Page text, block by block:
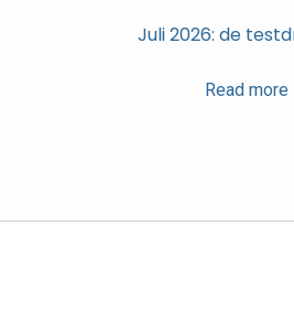
Juli 2026: de
Read more